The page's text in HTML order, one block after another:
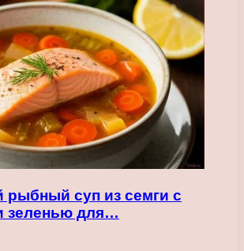
рыбный суп из семги с
зеленью для…